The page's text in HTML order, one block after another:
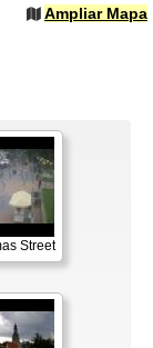
Ampliar Mapa
Street